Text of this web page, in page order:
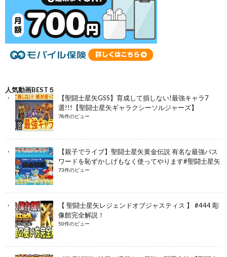
人気動画BEST５
【聖闘士星矢GSS】育成して損しない!最強キャラ7
選!!!【聖闘士星矢ギャラクシーソルジャーズ】
78件のビュー
【親子でライブ】聖闘士星矢黄金伝説 有名な最強パス
ワードを恥ずかしげもなく使ってやります#聖闘士星矢
73件のビュー
【 聖闘士星矢レジェンドオブジャスティス 】 #444 彫
像館完全解説！
50件のビュー